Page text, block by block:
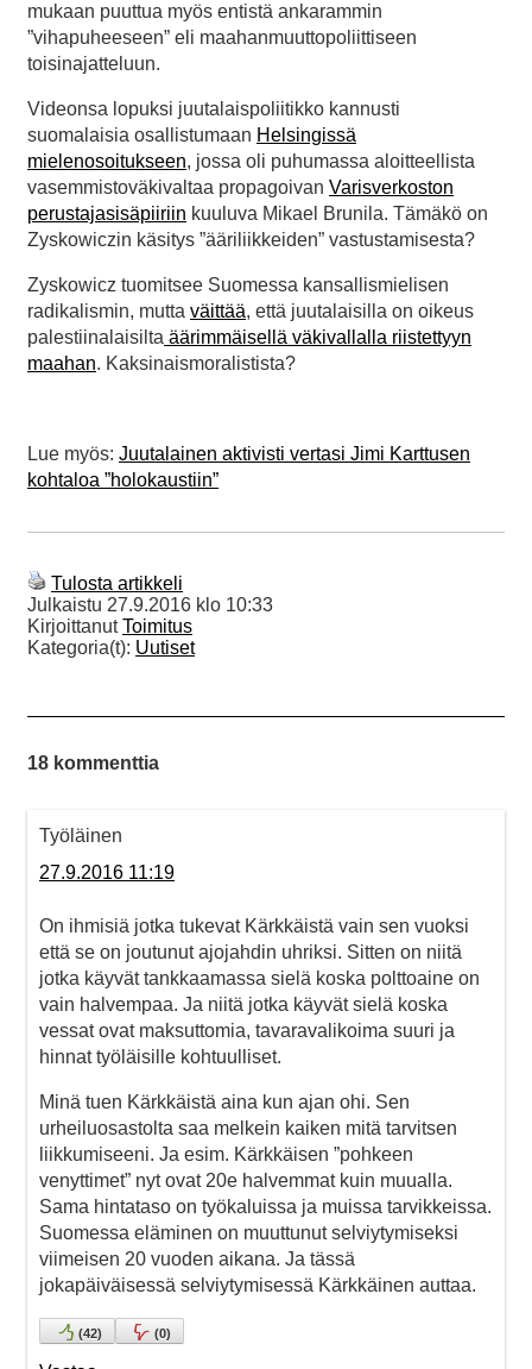
mukaan puuttua myös entistä ankarammin
”vihapuheeseen” eli maahanmuuttopoliittiseen
toisinajatteluun.
Videonsa lopuksi juutalaispoliitikko kannusti
suomalaisia osallistumaan Helsingissä
mielenosoitukseen, jossa oli puhumassa aloitteellista
vasemmistoväkivaltaa propagoivan Varisverkoston
perustajasisäpiiriin kuuluva Mikael Brunila. Tämäkö on
Zyskowiczin käsitys ”ääriliikkeiden” vastustamisesta?
Zyskowicz tuomitsee Suomessa kansallismielisen
radikalismin, mutta väittää, että juutalaisilla on oikeus
palestiinalaisilta äärimmäisellä väkivallalla riistettyyn
maahan. Kaksinaismoralistista?
Lue myös: Juutalainen aktivisti vertasi Jimi Karttusen
kohtaloa ”holokaustiin”
Tulosta artikkeli
Julkaistu 27.9.2016 klo 10:33
KirjoittanutToimitus
Kategoria(t): Uutiset
18 kommenttia
Työläinen
27.9.2016 11:19
On ihmisiä jotka tukevat Kärkkäistä vain sen vuoksi
että se on joutunut ajojahdin uhriksi. Sitten on niitä
jotka käyvät tankkaamassa sielä koska polttoaine on
vain halvempaa. Ja niitä jotka käyvät sielä koska
vessat ovat maksuttomia, tavaravalikoima suuri ja
hinnat työläisille kohtuulliset.
Minä tuen Kärkkäistä aina kun ajan ohi. Sen
urheiluosastolta saa melkein kaiken mitä tarvitsen
liikkumiseeni. Ja esim. Kärkkäisen ”pohkeen
venyttimet” nyt ovat 20e halvemmat kuin muualla.
Sama hintataso on työkaluissa ja muissa tarvikkeissa.
Suomessa eläminen on muuttunut selviytymiseksi
viimeisen 20 vuoden aikana. Ja tässä
jokapäiväisessä selviytymisessä Kärkkäinen auttaa.
(42) (0)